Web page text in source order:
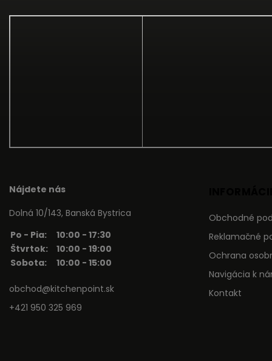
Nájdete nás
Dolná 10/143, Banská Bystrica
Po - Pia:
10:00 - 17:30
Štvrtok:
10:00 - 19:00
Sobota:
10:00 - 15:00
obchod@kitchenpoint.sk
+421 950 325 969
Obchodné
Reklamačné
Ochrana
Navigácia k
Kontakt